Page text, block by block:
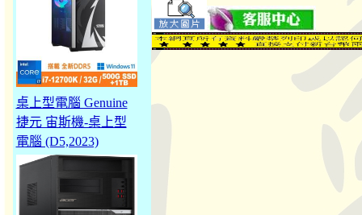
桌上型電腦 Genuine
捷元 宙斯機-桌上型
電腦 (D5,2023)